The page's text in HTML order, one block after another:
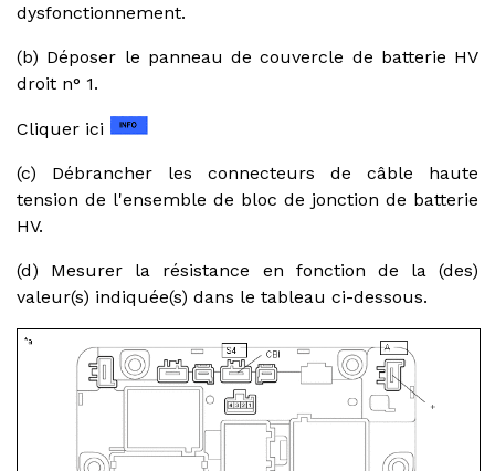
dysfonctionnement.
(b) Déposer le panneau de couvercle de batterie HV
droit n° 1.
Cliquer ici
(c) Débrancher les connecteurs de câble haute
tension de l'ensemble de bloc de jonction de batterie
HV.
(d) Mesurer la résistance en fonction de la (des)
valeur(s) indiquée(s) dans le tableau ci-dessous.